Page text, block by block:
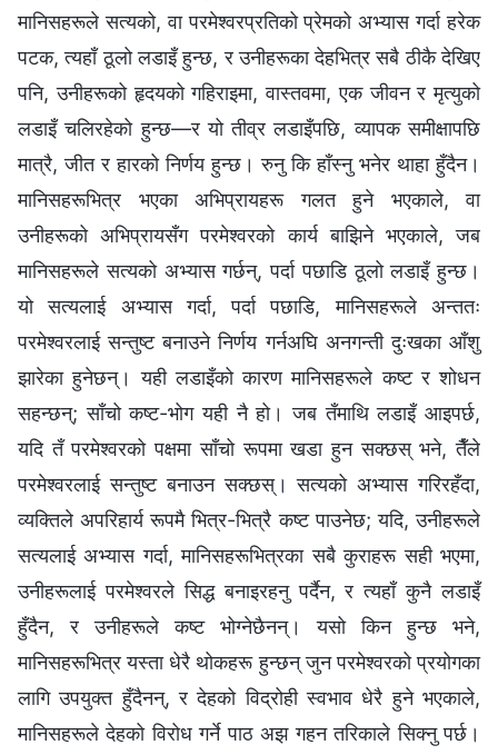
मानिसहरूले सत्यको, वा परमेश्‍वरप्रतिको प्रेमको अभ्यास गर्दा हरेक
पटक, त्यहाँ ठूलो लडाइँ हुन्छ, र उनीहरूका देहभित्र सबै ठीकै देखिए
पनि, उनीहरूको हृदयको गहिराइमा, वास्तवमा, एक जीवन र मृत्युको
लडाइँ चलिरहेको हुन्छ—र यो तीव्र लडाइँपछि, व्यापक समीक्षापछि
मात्रै, जीत र हारको निर्णय हुन्छ। रुनु कि हाँस्नु भनेर थाहा हुँदैन।
मानिसहरूभित्र भएका अभिप्रायहरू गलत हुने भएकाले, वा
उनीहरूको अभिप्रायसँग परमेश्‍वरको कार्य बाझिने भएकाले, जब
मानिसहरूले सत्यको अभ्यास गर्छन्, पर्दा पछाडि ठूलो लडाइँ हुन्छ।
यो सत्यलाई अभ्यास गर्दा, पर्दा पछाडि, मानिसहरूले अन्ततः
परमेश्‍वरलाई सन्तुष्ट बनाउने निर्णय गर्नअघि अनगन्ती दुःखका आँशु
झारेका हुनेछन्। यही लडाइँको कारण मानिसहरूले कष्ट र शोधन
सहन्छन्; साँचो कष्ट-भोग यही नै हो। जब तँमाथि लडाइँ आइपर्छ,
यदि तँ परमेश्‍वरको पक्षमा साँचो रूपमा खडा हुन सक्छस् भने, तैँले
परमेश्‍वरलाई सन्तुष्ट बनाउन सक्छस्। सत्यको अभ्यास गरिरहँदा,
व्यक्तिले अपरिहार्य रूपमै भित्र-भित्रै कष्ट पाउनेछ; यदि, उनीहरूले
सत्यलाई अभ्यास गर्दा, मानिसहरूभित्रका सबै कुराहरू सही भएमा,
उनीहरूलाई परमेश्‍वरले सिद्ध बनाइरहनु पर्दैन, र त्यहाँ कुनै लडाइँ
हुँदैन, र उनीहरूले कष्ट भोग्‍नेछैनन्। यसो किन हुन्छ भने,
मानिसहरूभित्र यस्ता धेरै थोकहरू हुन्छन् जुन परमेश्‍वरको प्रयोगका
लागि उपयुक्त हुँदैनन्, र देहको विद्रोही स्वभाव धेरै हुने भएकाले,
मानिसहरूले देहको विरोध गर्ने पाठ अझ गहन तरिकाले सिक्नु पर्छ।